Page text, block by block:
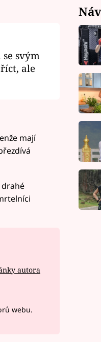
svým
ale
mají
drahé
autora
webu.